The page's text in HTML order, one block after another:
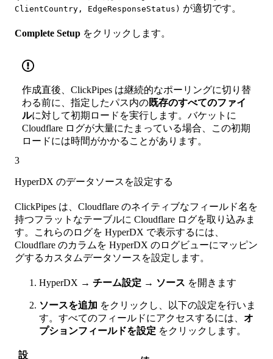
ClientCountry, EdgeResponseStatus) が適切です。
Complete Setup をクリックします。
作成直後、ClickPipes は継続的なポーリングに切り替
わる前に、指定したパス内の既存のすべてのファイ
ルに対して初期ロードを実行します。バケットに
Cloudflare ログが大量にたまっている場合、この初期
ロードには時間がかかることがあります。
3
HyperDX のデータソースを設定する
ClickPipes は、Cloudflare のネイティブなフィールド名を
持つフラットなテーブルに Cloudflare ログを取り込みま
す。これらのログを HyperDX で表示するには、
Cloudflare のカラムを HyperDX のログビューにマッピン
グするカスタムデータソースを設定します。
HyperDX → チーム設定 → ソース を開きます
ソースを追加 をクリックし、以下の設定を行いま
す。すべてのフィールドにアクセスするには、 オ
プションフィールドを設定 をクリックします。
設